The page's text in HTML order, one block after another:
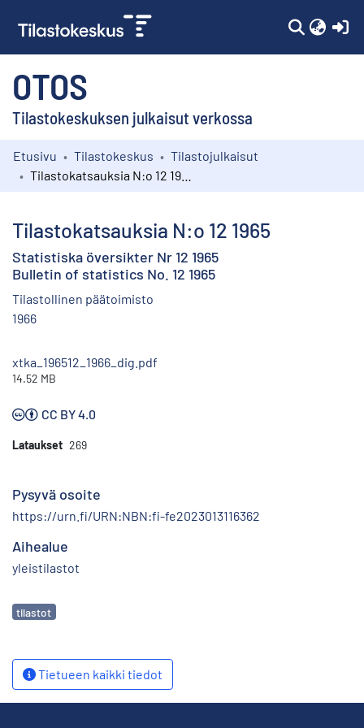
OTOS
Tilastokeskuksen julkaisut verkossa
Kokoelmat
Etusivu Tilastokeskus
Tilastojulkaisut
Tilastokatsauksia N:o 12 1965
Statistiska översikter Nr 12 1965
Bulletin of statistics No. 12 1965
Tilastollinen päätoimisto
1966
xtka_196512_1966_dig.pdf
14.52 MB
CC BY 4.0
Lataukset 269
Pysyvä osoite
https://urn.fi/URN:NBN:fi-fe2023013116362
Aihealue
yleistilastot
Avainsanat
tilastot
Tietueen kaikki tiedot